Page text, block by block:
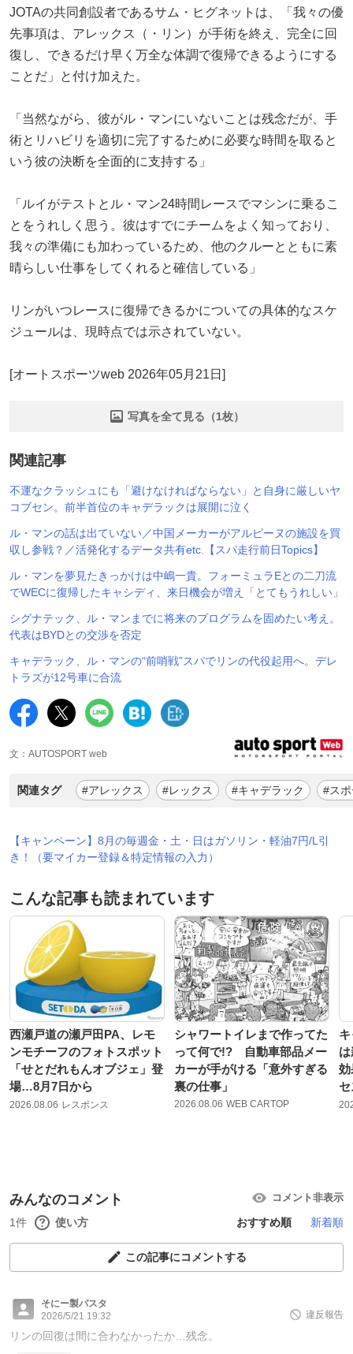
JOTAの共同創設者であるサム・ヒグネットは、「我々の優
先事項は、アレックス（・リン）が手術を終え、完全に回
復し、できるだけ早く万全な体調で復帰できるようにする
ことだ」と付け加えた。
「当然ながら、彼がル・マンにいないことは残念だが、手
術とリハビリを適切に完了するために必要な時間を取ると
いう彼の決断を全面的に支持する」
「ルイがテストとル・マン24時間レースでマシンに乗るこ
とをうれしく思う。彼はすでにチームをよく知っており、
我々の準備にも加わっているため、他のクルーとともに素
晴らしい仕事をしてくれると確信している」
リンがいつレースに復帰できるかについての具体的なスケ
ジュールは、現時点では示されていない。
[オートスポーツweb 2026年05月21日]
写真を全て見る（1枚）
関連記事
不運なクラッシュにも「避けなければならない」と自身に厳しいヤ
コブセン。前半首位のキャデラックは展開に泣く
ル・マンの話は出ていない／中国メーカーがアルピーヌの施設を買
収し参戦？／活発化するデータ共有etc.【スパ走行前日Topics】
ル・マンを夢見たきっかけは中嶋一貴。フォーミュラEとの二刀流
でWECに復帰したキャシディ、来日機会が増え「とてもうれしい」
シグナテック、ル・マンまでに将来のプログラムを固めたい考え。
代表はBYDとの交渉を否定
キャデラック、ル・マンの“前哨戦”スパでリンの代役起用へ。デレ
トラズが12号車に合流
文：AUTOSPORT web
関連タグ #アレックス #レックス #キャデラック #ス
【キャンペーン】8月の毎週金・土・日はガソリン・軽油7円/L引
き！（要マイカー登録＆特定情報の入力）
こんな記事も読まれています
西瀬戸道の瀬戸田PA、レモ
ンモチーフのフォトスポット
「せとだれもんオブジェ」登
場…8月7日から
2026.08.06 レスポンス
シャワートイレまで作ってた
って何で!? 自動車部品メー
カーが手がける「意外すぎる
裏の仕事」
2026.08.06 WEB CARTOP
効
みんなのコメント コメント非表示
1件 使い方 おすすめ順 新着順
この記事にコメントする
そにー製パスタ
2026/5/21 19:32
違反報告
リンの回復は間に合わなかったか…残念。